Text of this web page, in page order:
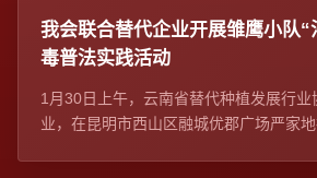
我会联合替代企业开展雏鹰小队“
毒普法实践活动
1月30日上午，云南省替代种植发展行
业，在昆明市西山区融城优郡广场严家地